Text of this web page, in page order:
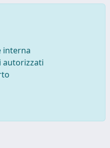
interna
autorizzati